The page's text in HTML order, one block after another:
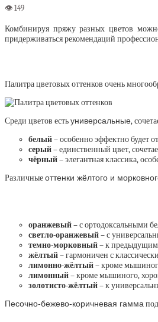
Комбинируя пряжу разных цветов
придерживаться рекомендаций
Палитра цветовых оттенков очень
Среди цветов естьуниверсальные,
белый– особенно эффектно будет
серый– единственный цвет,
чёрный– элегантная классика,
Различныеоттенки жёлтого и
оранжевый– с ортодоксальными
светло-оранжевый– с
темно-морковный– к
жёлтый– гармоничен с
лимонно-жёлтый– кроме
лимонный– кроме мышиного,
золотисто-жёлтый– к
Песочно-бежево-коричневая гамма